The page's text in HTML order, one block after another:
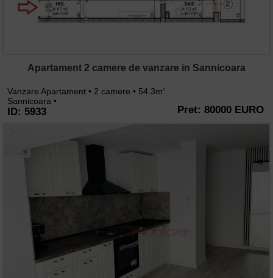
Apartament 2 camere de vanzare in Sannicoara
Vanzare Apartament • 2 camere • 54.3m2
Sannicoara •
ID: 5933 Pret: 80000 EURO